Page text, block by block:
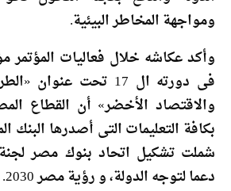
ومواجهة المخاطر البيئية.
وأكد عكاشه خلال فعاليات المؤتمر
فى دورته ال 17 تحت
والاقتصاد الأخضر» أن القطاع
بكافة التعليمات التى أصدرها البنك
شملت تشكيل اتحاد بنوك مصر لجنة
دعما لتوجه الدولة، و رؤية مصر 2030.